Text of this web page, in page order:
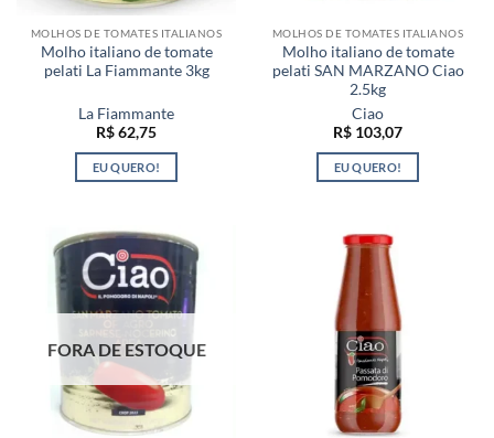
MOLHOS DE TOMATES ITALIANOS
Molho italiano de tomate
pelati La Fiammante 3kg
La Fiammante
R$62,75
EU QUERO!
MOLHOS DE TOMATES ITALIANOS
Molho italiano de tomate
pelati SAN MARZANO Ciao
2.5kg
Ciao
R$ 103,07
EU QUERO!
FORA DE ESTOQUE